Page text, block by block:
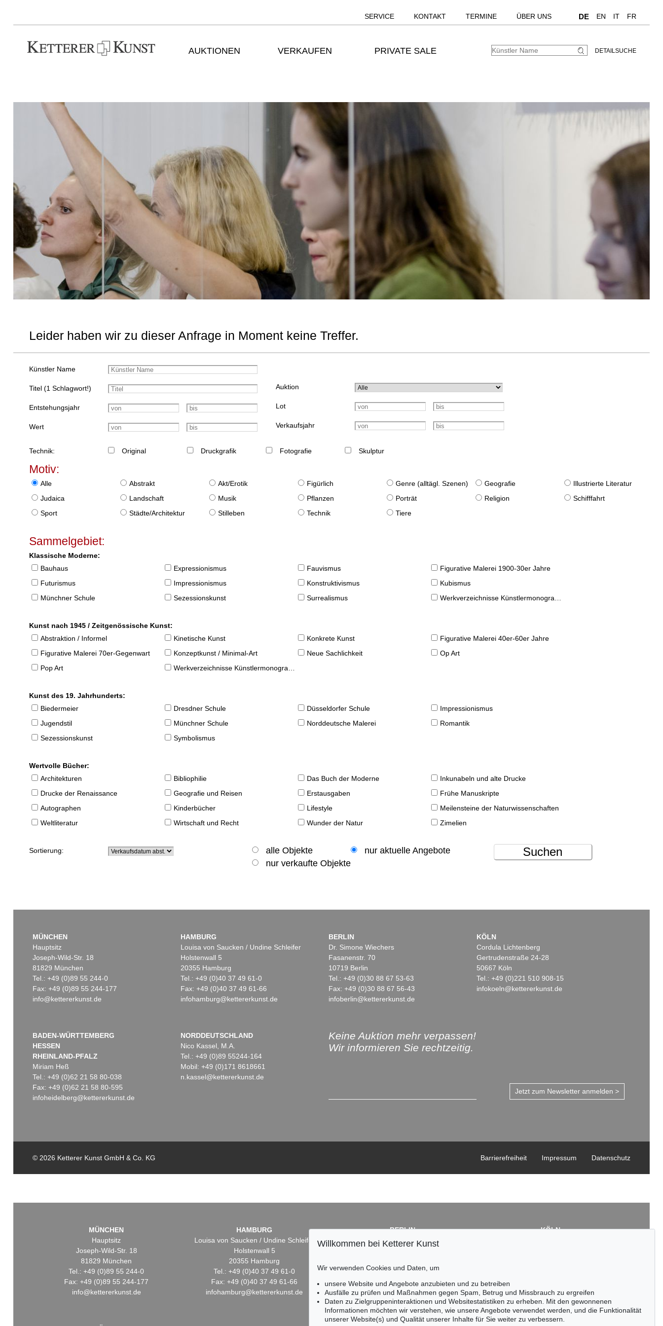
SERVICE KONTAKT TERMINE ÜBER UNS DE EN IT FR
AUKTIONEN VERKAUFEN PRIVATE SALE DETAILSUCHE
Leider haben wir zu dieser Anfrage in Moment keine Treffer.
Künstler Name
Titel (1 Schlagwort!)
Entstehungsjahr
Wert
Auktion
Lot
Verkaufsjahr
Technik: Original Druckgrafik Fotografie Skulptur
Motiv:
Alle Abstrakt Akt/Erotik Figürlich Genre (alltägl. Szenen) Geografie
Illustrierte Literatur
Judaica
Landschaft Musik Pflanzen Porträt Religion
Schifffahrt
Sport
Städte/Architektur Stilleben Technik Tiere
Sammelgebiet:
Klassische Moderne:
Bauhaus
Expressionismus Fauvismus
Figurative Malerei 1900-30er Jahre
Futurismus
Impressionismus Konstruktivismus
Kubismus
Münchner Schule
Sezessionskunst Surrealismus Werkverzeichnisse Künstlermonographien
Kunst nach 1945 / Zeitgenössische Kunst:
Abstraktion / Informel
Kinetische Kunst Konkrete Kunst
Figurative Malerei 40er-60er Jahre
Figurative Malerei 70er-Gegenwart
Konzeptkunst / Minimal-Art Neue Sachlichkeit
Op Art
Pop Art
Werkverzeichnisse Künstlermonographien
Kunst des 19. Jahrhunderts:
Biedermeier
Dresdner Schule Düsseldorfer Schule
Impressionismus
Jugendstil
Münchner Schule Norddeutsche Malerei
Romantik
Sezessionskunst
Symbolismus
Wertvolle Bücher:
Architekturen
Bibliophilie Das Buch der Moderne
Inkunabeln und alte Drucke
Drucke der Renaissance
Geografie und Reisen Erstausgaben
Frühe Manuskripte
Autographen
Kinderbücher Lifestyle
Meilensteine der Naturwissenschaften
Weltliteratur
Wirtschaft und Recht Wunder der Natur Zimelien
Sortierung: alle Objekte
nur aktuelle Angebote
nur verkaufte Objekte
Suchen
MÜNCHEN
Hauptsitz
Joseph-Wild-Str. 18
81829 München
Tel.: +49 (0)89 55 244-0
Fax: +49 (0)89 55 244-177
info@kettererkunst.de
HAMBURG
Louisa von Saucken / Undine Schleifer
Holstenwall 5
20355 Hamburg
Tel.: +49 (0)40 37 49 61-0
Fax: +49 (0)40 37 49 61-66
infohamburg@kettererkunst.de
BERLIN
Dr. Simone Wiechers
Fasanenstr. 70
10719 Berlin
Tel.: +49 (0)30 88 67 53-63
Fax: +49 (0)30 88 67 56-43
infoberlin@kettererkunst.de
KÖLN
Cordula Lichtenberg
Gertrudenstraße 24-28
50667 Köln
Tel.: +49 (0)221 510 908-15
infokoeln@kettererkunst.de
BADEN-WÜRTTEMBERG
HESSEN
RHEINLAND-PFALZ
Miriam Heß
Tel.: +49 (0)62 21 58 80-038
Fax: +49 (0)62 21 58 80-595
infoheidelberg@kettererkunst.de
NORDDEUTSCHLAND
Nico Kassel, M.A.
Tel.: +49 (0)89 55244-164
Mobil: +49 (0)171 8618661
n.kassel@kettererkunst.de
Keine Auktion mehr verpassen!
Wir informieren Sie rechtzeitig.
Jetzt zum Newsletter anmelden >
© 2026 Ketterer Kunst GmbH & Co. KG Datenschutz
Impressum
Barrierefreiheit
MÜNCHEN
Hauptsitz
Joseph-Wild-Str. 18
81829 München
Tel.: +49 (0)89 55 244-0
Fax: +49 (0)89 55 244-177
info@kettererkunst.de
HAMBURG
Louisa von Saucken / Undine Schleifer
Holstenwall 5
20355 Hamburg
Tel.: +49 (0)40 37 49 61-0
Fax: +49 (0)40 37 49 61-66
infohamburg@kettererkunst.de
BERLIN
Dr. Simone Wiechers
Tel.: +49 (0)30 88 67 53-63
Fax: +49 (0)30 88 67 56-43
infoberlin@kettererkunst.de
KÖLN
infokoeln@kettererkunst.de
Willkommen bei Ketterer Kunst
Wir verwenden Cookies und Daten, um
unsere Website und Angebote anzubieten und zu betreiben
Ausfälle zu prüfen und Maßnahmen gegen Spam, Betrug und Missbrauch zu ergreifen
Daten zu Zielgruppeninteraktionen und Websitestatistiken zu erheben. Mit den gewonnenen
Informationen möchten wir verstehen, wie unsere Angebote verwendet werden, und die Funktionalität
unserer Website(s) und Qualität unserer Inhalte für Sie weiter zu verbessern.